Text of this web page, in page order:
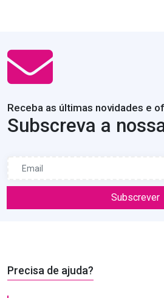
Receba as últimas novidades e
Subscreva a
Subscrever
Precisa de ajuda?